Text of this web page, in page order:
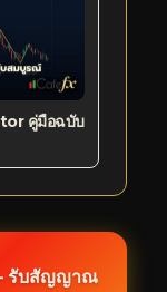
คู่มือฉบับ
รับสัญญาณ